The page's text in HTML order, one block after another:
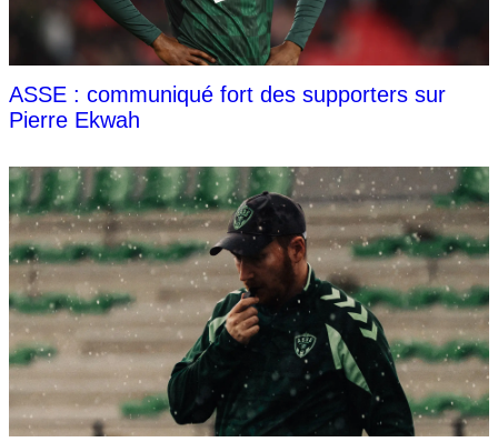
ASSE : communiqué fort des supporters sur
Pierre Ekwah